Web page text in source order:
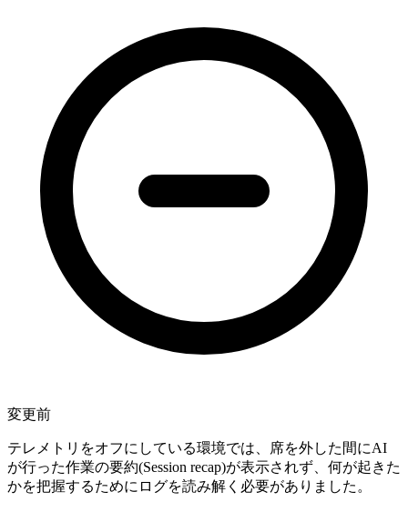
変更前
テレメトリをオフにしている環境では、席を外した間にAI
が行った作業の要約(Session recap)が表示されず、何が起きた
かを把握するためにログを読み解く必要がありました。